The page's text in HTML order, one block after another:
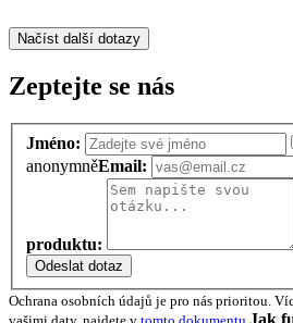
Načíst další dotazy
Zeptejte se nás
Jméno:
anonymněEmail:
produktu:
Odeslat dotaz
Ochrana osobních údajů je pro nás prioritou.
Jak